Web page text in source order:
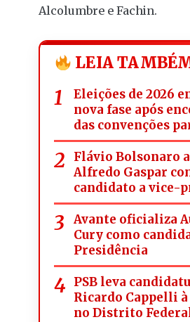
Alcolumbre e Fachin.
LEIA
Eleições de 2026
nova fase após
das convenções
Flávio Bolsonaro
Alfredo Gaspar
candidato a vice-
Avante oficializa
Cury como
Presidência
PSB leva
Ricardo Cappelli
no Distrito